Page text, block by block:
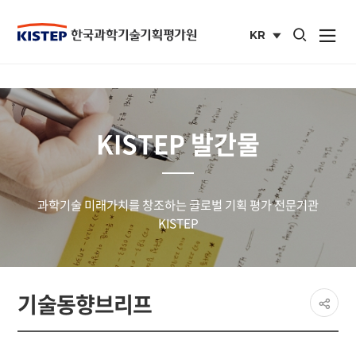
KR
통합검색 열기
사이트맵
KISTEP 발간물
과학기술 미래가치를 창조하는 글로벌 기획 평가 전문기관
KISTEP
기술동향브리프
페이지
공유
share